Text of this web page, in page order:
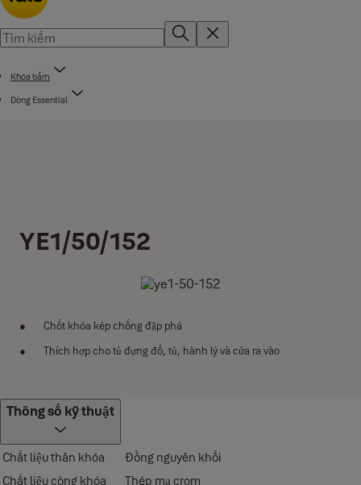
Khóa bấm
Dòng Essential
YE1/50/152
Chốt khóa kép chống đập phá
Thích hợp cho tủ đựng đồ, tủ, hành lý và cửa ra vào
Thông số kỹ thuật
Chất liệu thân khóa
Đồng nguyên khối
Chất liệu còng khóa
Thép mạ crom